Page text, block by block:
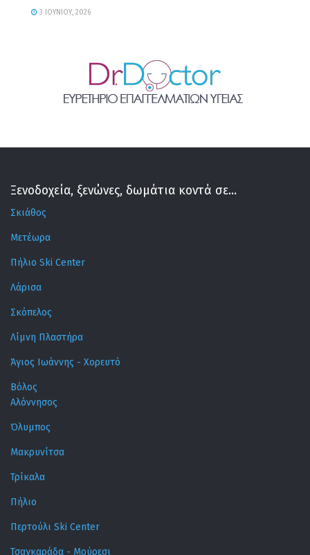
3 ΙΟΥΝΊΟΥ, 2026
Ξενοδοχεία, ξενώνες, δωμάτια κοντά σε...
Σκιάθος
Μετέωρα
Πήλιο Ski Center
Λάρισα
Σκόπελος
Λίμνη Πλαστήρα
Άγιος Ιωάννης - Χορευτό
Βόλος
Αλόννησος
Όλυμπος
Μακρυνίτσα
Τρίκαλα
Πήλιο
Περτούλι Ski Center
Τσαγκαράδα - Μούρεσι